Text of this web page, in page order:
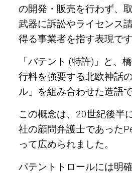
の開発・販売を行わず、
武器に訴訟やライセンス
得る事業者を指す表現です
「パテント (特許)」と、
行料を強要する北欧神話
ル」を組み合わせた造語で
この概念は、20世紀後半
社の顧問弁護士であった
って広められました。
パテントトロールには明